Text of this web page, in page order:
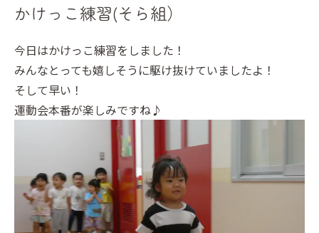
かけっこ練習(そら組）
今日はかけっこ練習をしました！
みんなとっても嬉しそうに駆け抜けていましたよ！
そして早い！
運動会本番が楽しみですね♪